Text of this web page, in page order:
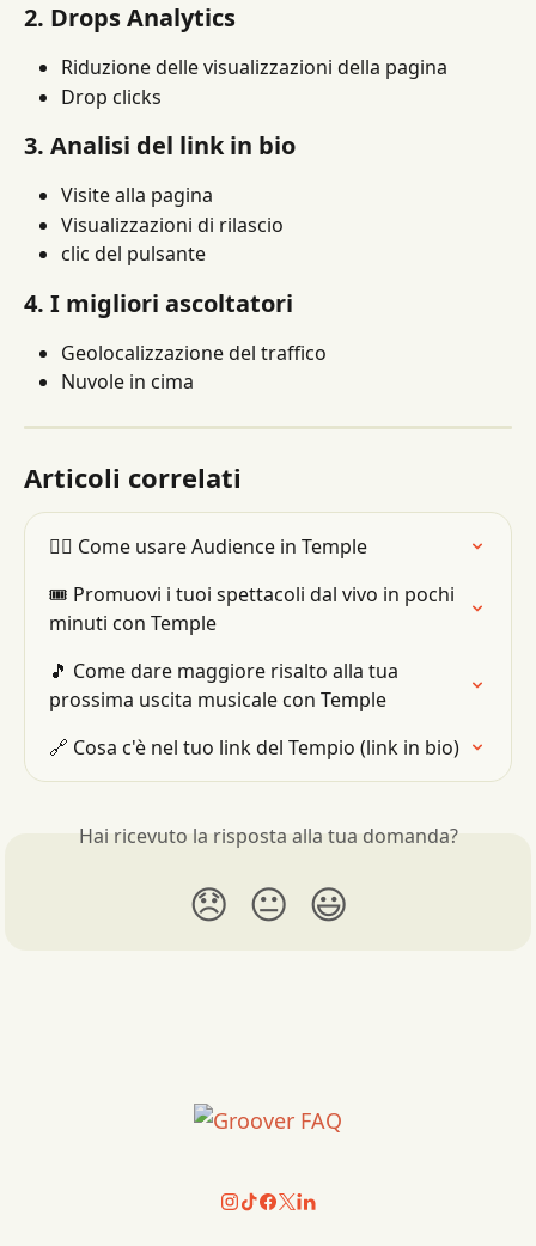
2. Drops Analytics
Riduzione delle visualizzazioni della pagina
Drop clicks
3. Analisi del link in bio
Visite alla pagina
Visualizzazioni di rilascio
clic del pulsante
4. I migliori ascoltatori
Geolocalizzazione del traffico
Nuvole in cima
Articoli correlati
👯‍♂️ Come usare Audience in Temple
🎟 Promuovi i tuoi spettacoli dal vivo in pochi
minuti con Temple
🎵 Come dare maggiore risalto alla tua
prossima uscita musicale con Temple
🔗 Cosa c'è nel tuo link del Tempio (link in bio)
Hai ricevuto la risposta alla tua domanda?
😞 😐 😃